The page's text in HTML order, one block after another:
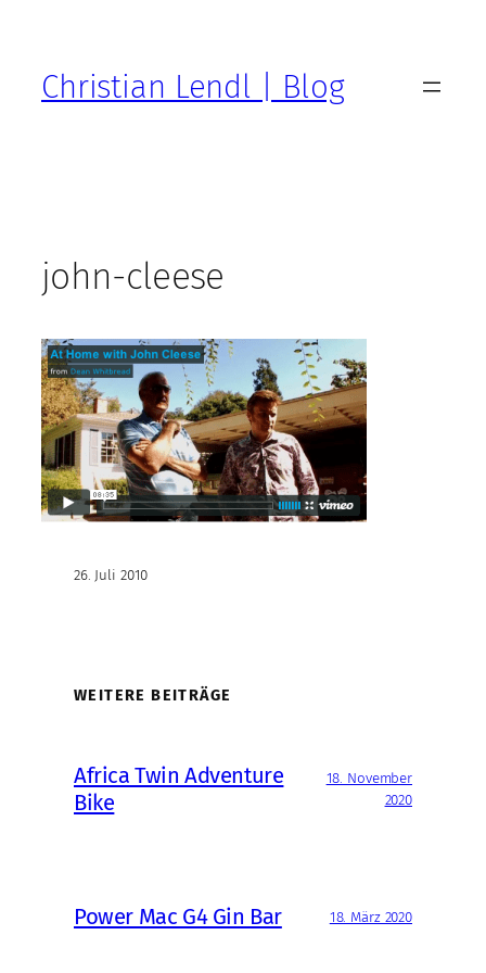
Christian Lendl | Blog
john-cleese
26. Juli 2010
WEITERE BEITRÄGE
Africa Twin Adventure
Bike
18. November
2020
Power Mac G4 Gin Bar 18. März 2020